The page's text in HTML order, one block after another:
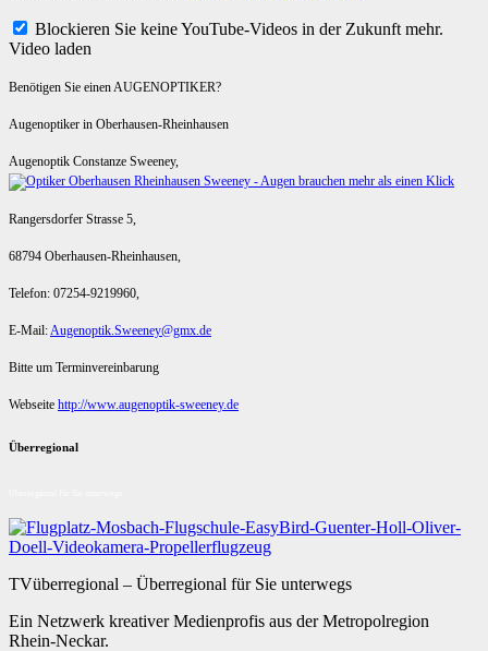
Blockieren Sie keine YouTube-Videos in der Zukunft mehr.
Video laden
Benötigen Sie einen AUGENOPTIKER?
Augenoptiker in Oberhausen-Rheinhausen
Augenoptik Constanze Sweeney,
Rangersdorfer Strasse 5,
68794 Oberhausen-Rheinhausen,
Telefon: 07254-9219960,
E-Mail:Augenoptik.Sweeney@gmx.de
Bitte um Terminvereinbarung
Webseite http://www.augenoptik-sweeney.de
Überregional
TVüberregional – Überregional für Sie unterwegs
Ein Netzwerk kreativer Medienprofis aus der Metropolregion
Rhein-Neckar.